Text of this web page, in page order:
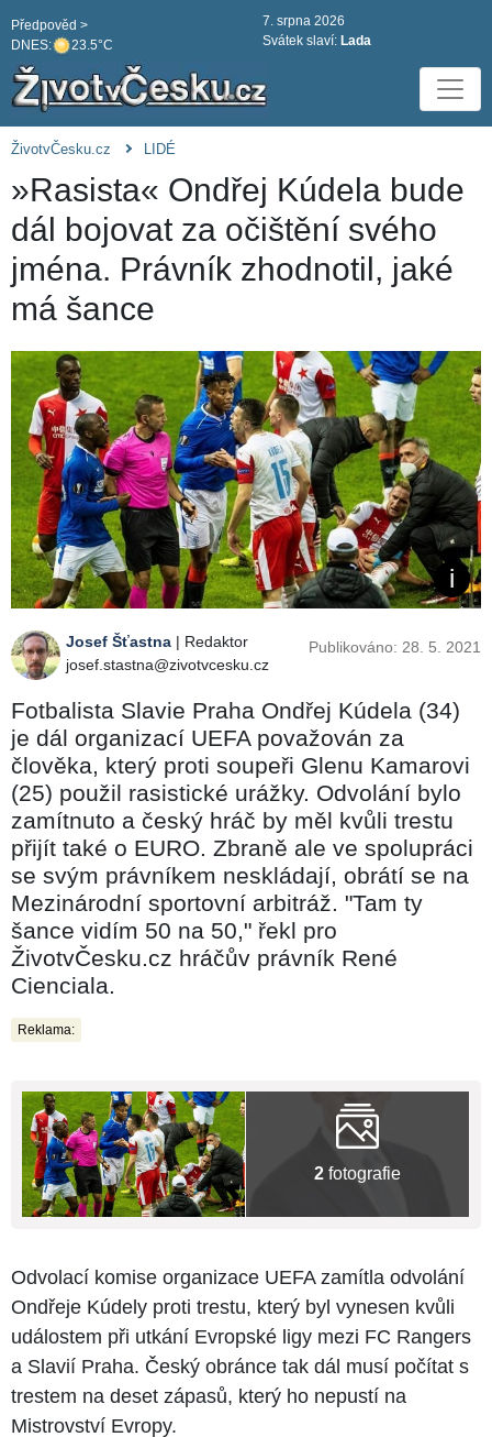
DNES: 23.5°C
Předpověd >
7. srpna 2026
Svátek slaví: Lada
ŽivotvČesku.cz LIDÉ
»Rasista« Ondřej Kúdela bude
dál bojovat za očištění svého
jména. Právník zhodnotil, jaké
má šance
Josef Šťastna | Redaktor
josef.stastna@zivotvcesku.cz
Publikováno: 28. 5. 2021
Fotbalista Slavie Praha Ondřej Kúdela (34)
je dál organizací UEFA považován za
člověka, který proti soupeři Glenu Kamarovi
(25) použil rasistické urážky. Odvolání bylo
zamítnuto a český hráč by měl kvůli trestu
přijít také o EURO. Zbraně ale ve spolupráci
se svým právníkem neskládají, obrátí se na
Mezinárodní sportovní arbitráž. "Tam ty
šance vidím 50 na 50," řekl pro
ŽivotvČesku.cz hráčův právník René
Cienciala.
Reklama:
2 fotografie
Odvolací komise organizace UEFA zamítla odvolání
Ondřeje Kúdely proti trestu, který byl vynesen kvůli
událostem při utkání Evropské ligy mezi FC Rangers
a Slavií Praha. Český obránce tak dál musí počítat s
trestem na deset zápasů, který ho nepustí na
Mistrovství Evropy.